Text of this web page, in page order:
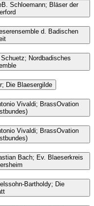
B. Schloemann; Bläser der
d. Badischen
Nordbadisches
Die Blaesergilde
Vivaldi; BrassOvation
Vivaldi; BrassOvation
Bach; Ev. Blaeserkreis
Bartholdy; Die